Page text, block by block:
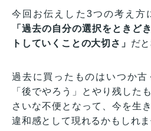
今回お伝えした3つの考え方
「過去の自分の選択をときど
トしていくことの大切さ」 だ
過去に買ったものはいつか古
「後でやろう」とやり残した
さいな不便となって、今を生
違和感として現れるかもしれま